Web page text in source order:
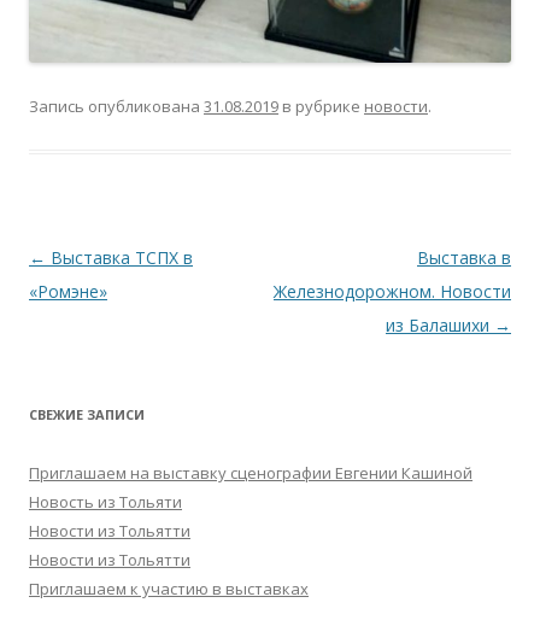
Запись опубликована 31.08.2019 в рубрике новости.
Навигация
по
← Выставка ТСПХ в
«Ромэне»
Выставка в
Железнодорожном. Новости
из Балашихи →
СВЕЖИЕ ЗАПИСИ
Приглашаем на выставку сценографии Евгении Кашиной
Новость из Тольяти
Новости из Тольятти
Новости из Тольятти
Приглашаем к участию в выставках